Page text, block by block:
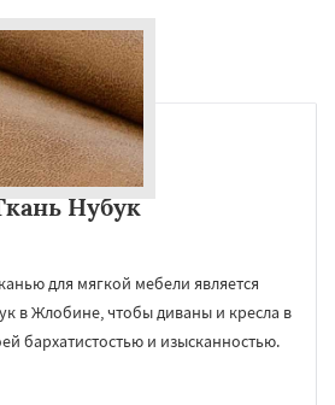
Нубук
для мягкой мебели является
в Жлобине, чтобы диваны и кресла в
бархатистостью и изысканностью.